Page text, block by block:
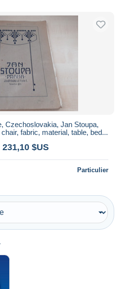
Appliquer
Czechoslovakia, Jan Stoupa,
fabric, material, table, bed...
231,10 $US
Particulier